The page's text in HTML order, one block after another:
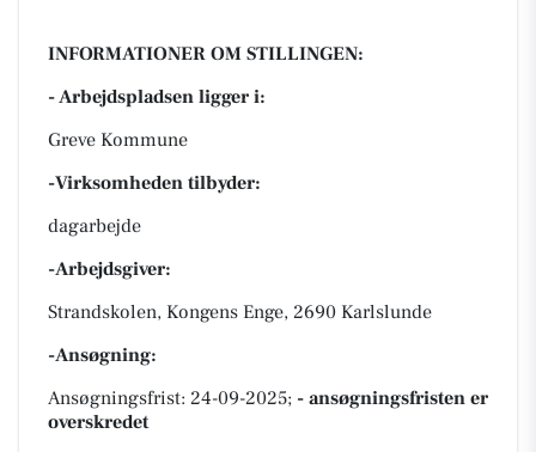
INFORMATIONER OM STILLINGEN:
- Arbejdspladsen ligger i:
Greve Kommune
-Virksomheden tilbyder:
dagarbejde
-Arbejdsgiver:
Strandskolen, Kongens Enge, 2690 Karlslunde
-Ansøgning:
Ansøgningsfrist: 24-09-2025; - ansøgningsfristen er
overskredet